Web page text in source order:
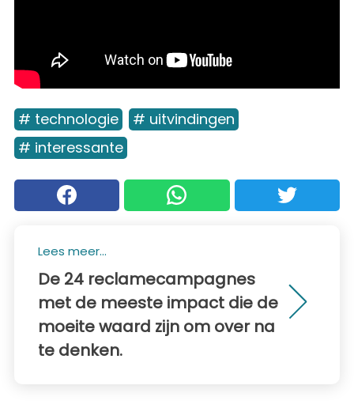
# technologie
# uitvindingen
# interessante
Lees meer...
De 24 reclamecampagnes
met de meeste impact die de
moeite waard zijn om over na
te denken.